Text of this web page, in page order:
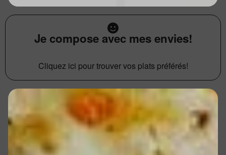
Je compose avec mes envies!
Cliquez ici pour trouver vos plats préférés!